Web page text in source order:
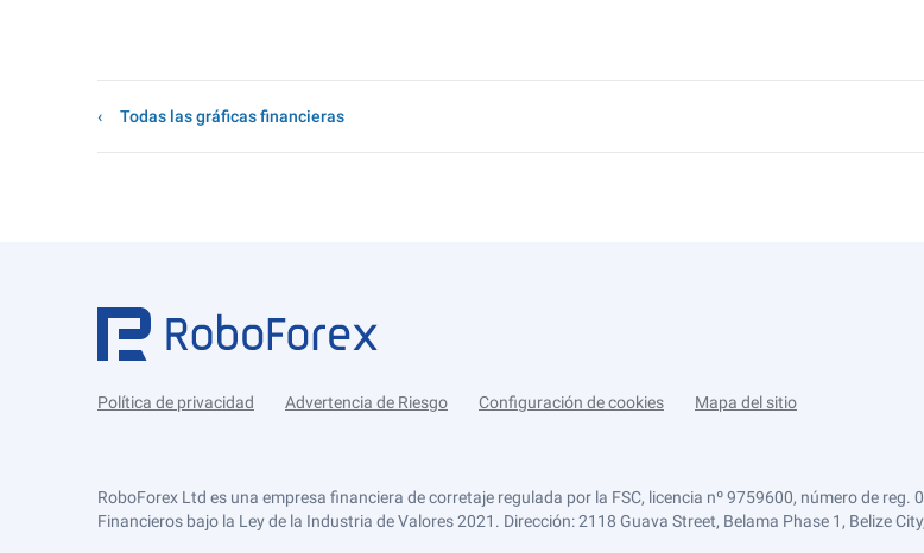
Todas las gráficas financieras
Política de privacidad Advertencia de Riesgo Configuración de cookies Mapa del sitio
RoboForex Ltd es una empresa financiera de corretaje regulada por la FSC, licencia nº 9759600, número de
Financieros bajo la Ley de la Industria de Valores 2021. Dirección: 2118 Guava Street, Belama Phase 1, Belize